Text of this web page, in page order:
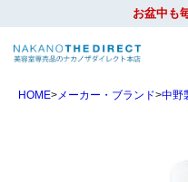
お盆中も
HOME メーカー・ブランド 中野